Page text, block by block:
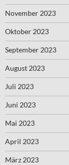
November 2023
Oktober 2023
September 2023
August 2023
Juli 2023
Juni 2023
Mai 2023
April 2023
März 2023